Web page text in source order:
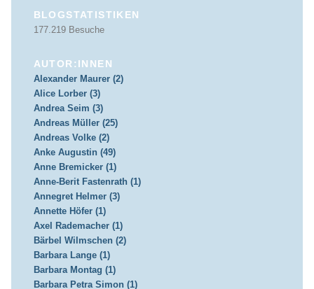
BLOGSTATISTIKEN
177.219 Besuche
AUTOR:INNEN
Alexander Maurer (2)
Alice Lorber (3)
Andrea Seim (3)
Andreas Müller (25)
Andreas Volke (2)
Anke Augustin (49)
Anne Bremicker (1)
Anne-Berit Fastenrath (1)
Annegret Helmer (3)
Annette Höfer (1)
Axel Rademacher (1)
Bärbel Wilmschen (2)
Barbara Lange (1)
Barbara Montag (1)
Barbara Petra Simon (1)